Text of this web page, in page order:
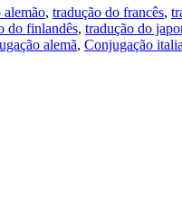
alemão, tradução do francês,
do finlandês, tradução do
alemã, Conjugação